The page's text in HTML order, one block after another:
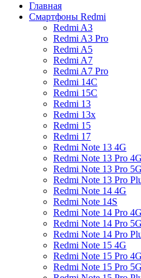
Главная
Смартфоны Redmi
Redmi A3
Redmi A3 Pro
Redmi A5
Redmi A7
Redmi A7 Pro
Redmi 14C
Redmi 15C
Redmi 13
Redmi 13x
Redmi 15
Redmi 17
Redmi Note 13 4G
Redmi Note 13 Pro 4G
Redmi Note 13 Pro 5G
Redmi Note 13 Pro
Redmi Note 14 4G
Redmi Note 14S
Redmi Note 14 Pro 4G
Redmi Note 14 Pro 5G
Redmi Note 14 Pro
Redmi Note 15 4G
Redmi Note 15 Pro 4G
Redmi Note 15 Pro 5G